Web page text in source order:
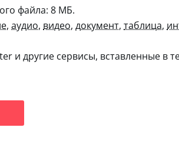
файла: 8 МБ.
, аудио, видео, документ, таблица,
и другие сервисы, вставленные в